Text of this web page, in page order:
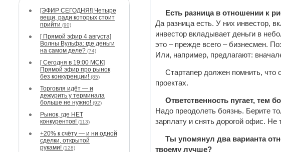
[ЭФИР СЕГОДНЯ!] Четыре
вещи, ради которых стоит
прийти (90)
[ Прямой эфир 4 августа]
Волны Вульфа: где деньги
на самом деле? (74)
[ Сегодня в 19:00 МСК]
Прямой эфир про рынок
без конкуренции! (85)
Торговля идёт — и
дежурить у терминала
больше не нужно! (92)
Рынок, где НЕТ
конкурентов! (113)
+20% к счёту — и ни одной
сделки, открытой
руками! (128)
Есть разница в отношении к
Да разница есть. У них инвестор,
инвестор вкладывает деньги в
это – прежде всего – бизнесмен.
Или, например, предлагают:
Стартапер должен помнить, что
проектах.
Ответственность пугает, тем
Надо преодолеть боязнь. Берите
зарплату и снять дорогой офис. Не
Ты упомянул два варианта
твоему лучше?